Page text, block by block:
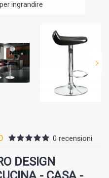
ingrandire
0 recensioni
DESIGN